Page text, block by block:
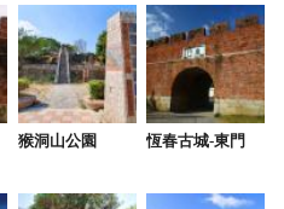
猴洞山公園 恆春古城-東門